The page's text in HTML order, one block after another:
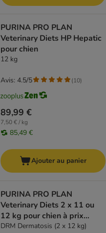
PURINA PRO PLAN
Veterinary Diets HP Hepatic
pour chien
12 kg
89,99 €
7,50 € / kg
85,49 €
Avis: 4.5/5 (10)
Ajouter au panier
PURINA PRO PLAN
Veterinary Diets 2 x 11 ou
12 kg pour chien à prix
spécial !
DRM Dermatosis (2 x 12 kg)